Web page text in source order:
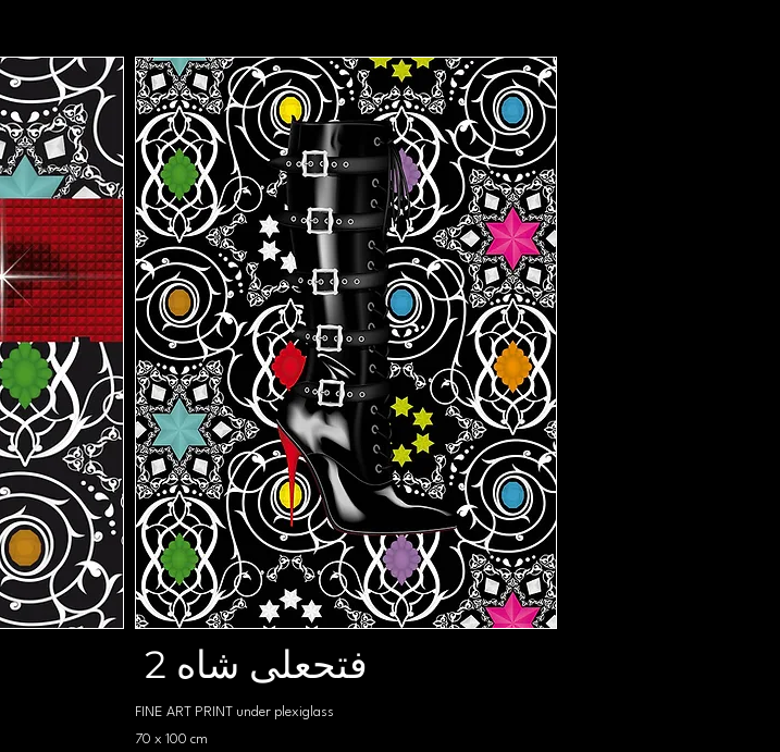
2 فتحعلی شاه
FINE ART PRINT under plexiglass
70 x 100 cm